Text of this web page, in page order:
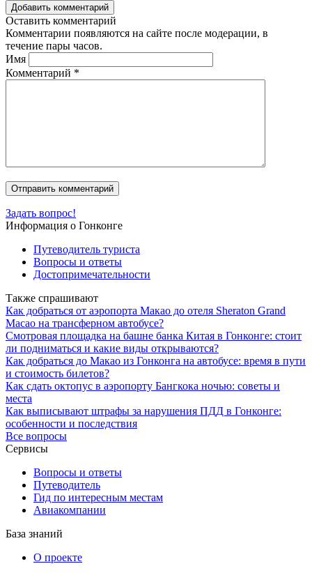
Добавить комментарий
Оставить комментарий
Комментарии появляются на сайте после модерации, в
течение пары часов.
Имя
Комментарий *
Задать вопрос!
Информация о Гонконге
Путеводитель туриста
Вопросы и ответы
Достопримечательности
Также спрашивают
Как добраться от аэропорта Макао до отеля Sheraton Grand
Macao на трансферном автобусе?
Смотровая площадка на башне банка Китая в Гонконге: стоит
ли подниматься и какие виды открываются?
Как добраться до Макао из Гонконга на автобусе: время в пути
и стоимость билетов?
Как сдать октопус в аэропорту Бангкока ночью: советы и
места
Как выписывают штрафы за нарушения ПДД в Гонконге:
особенности и последствия
Все вопросы
Сервисы
Вопросы и ответы
Путеводитель
Гид по интересным местам
Авиакомпании
База знаний
О проекте